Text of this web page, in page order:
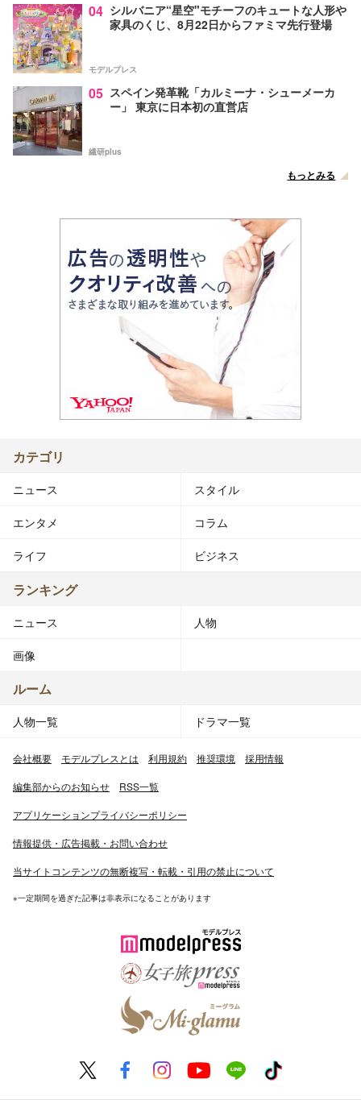
04 シルバニア“星空"モチーフのキュートな人形や
家具のくじ、8月22日からファミマ先行登場
モデルプレス
05 スペイン発革靴「カルミーナ・シューメーカ
ー」 東京に日本初の直営店
繊研plus
もっとみる
カテゴリ
ニュース スタイル
エンタメ コラム
ライフ ビジネス
ランキング
ニュース 人物
画像
ルーム
人物一覧 ドラマ一覧
会社概要 モデルプレスとは 利用規約 推奨環境 採用情報
編集部からのお知らせ RSS一覧
アプリケーションプライバシーポリシー
情報提供・広告掲載・お問い合わせ
当サイトコンテンツの無断複写・転載・引用の禁止について
※一定期間を過ぎた記事は非表示になることがあります